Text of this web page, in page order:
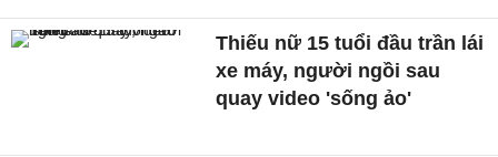
Thiếu nữ 15 tuổi đầu trần lái
xe máy, người ngồi sau
quay video 'sống ảo'